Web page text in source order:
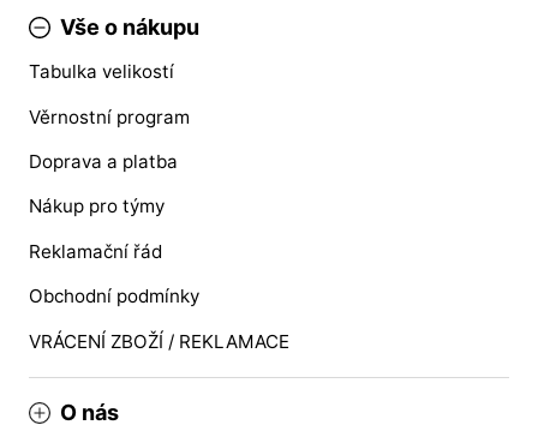
Vše o nákupu
Tabulka velikostí
Věrnostní program
Doprava a platba
Nákup pro týmy
Reklamační řád
Obchodní podmínky
VRÁCENÍ ZBOŽÍ / REKLAMACE
O nás